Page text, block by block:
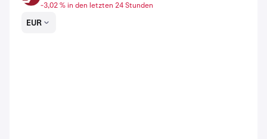
-3,02 % in den letzten 24 Stunden
EUR